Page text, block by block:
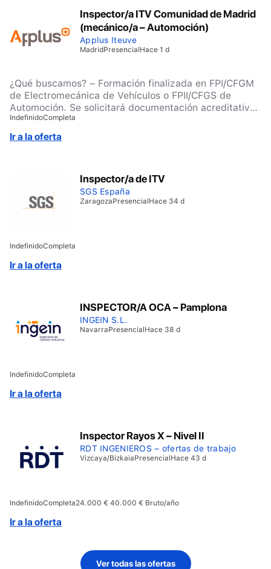
Inspector/a ITV Comunidad de Madrid
(mecánico/a – Automoción)
Applus Iteuve
MadridPresencialHace 1 d
¿Qué buscamos? – Formación finalizada en FPI/CFGM
de Electromecánica de Vehículos o FPII/CFGS de
Automoción. Se solicitará documentación acreditativa
de estudios. – Disponibilidad para trabajar a turnos
rotativos de mañana, tarde y partido. – Se valorará
positivamente disponibilidad geográfica en el área.
IndefinidoCompleta
Ir a la oferta
Inspector/a de ITV
SGS España
ZaragozaPresencialHace 34 d
IndefinidoCompleta
Ir a la oferta
INSPECTOR/A OCA – Pamplona
INGEIN S.L.
NavarraPresencialHace 38 d
IndefinidoCompleta
Ir a la oferta
Inspector Rayos X – Nivel II
RDT INGENIEROS – ofertas de trabajo
Vizcaya/BizkaiaPresencialHace 43 d
IndefinidoCompleta24.000 € 40.000 € Bruto/año
Ir a la oferta
Ver todas las ofertas